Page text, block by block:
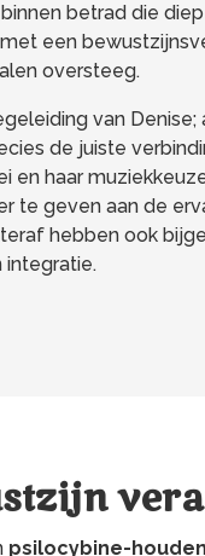
betrad die
een
oversteeg.
van
de juiste
en haar
te geven aan de
hebben ook
integratie.
psilocybine-